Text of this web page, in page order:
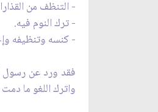
- التنظف من
- ترك النوم فيه.
- كنسه وتنظيفه
فقد ورد عن رسول
واترك اللغو ما